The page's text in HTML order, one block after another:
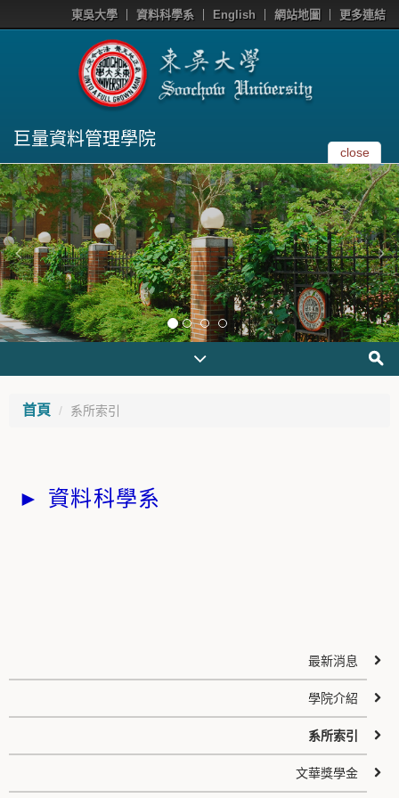
東吳大學 資料科學系 English 網站地圖 更多連結
巨量資料管理學院
close
首頁 系所索引
► 資料科學系
最新消息
學院介紹
系所索引
文華獎學金